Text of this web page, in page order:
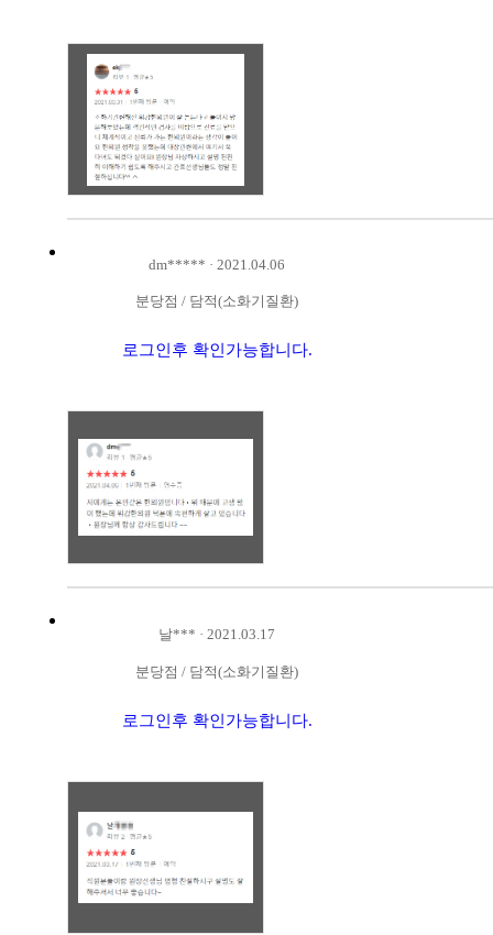
dm***** ·2021.04.06
분당점 / 담적(소화기질환)
로그인후 확인가능합니다.
날*** · 2021.03.17
분당점 / 담적(소화기질환)
로그인후 확인가능합니다.